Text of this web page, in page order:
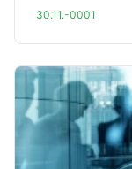
30.11.-0001